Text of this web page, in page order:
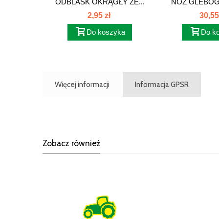
ODBLASK OKRĄGŁY ZE...
2,95 zł
Do koszyka
NÓŻ
30,55
Do
Więcej informacji Informacja GPSR
Zobacz również